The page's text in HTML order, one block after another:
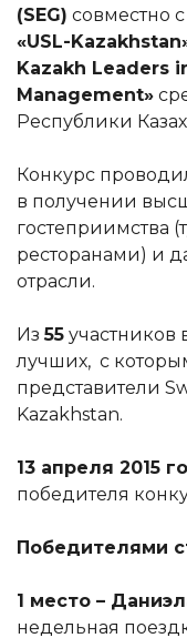
(SEG) совместно
«USL-
Kazakh Leaders
Management»
Республики
Конкурс
в получении
гостеприимства
ресторанами) и
отрасли.
Из55 участников
лучших, с
представители
Kazakhstan.
13 апреля 2015
победителя
Победителями
1 место –
недельная